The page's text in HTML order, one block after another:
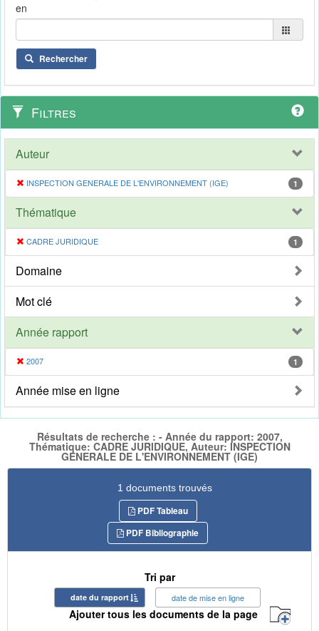
en
Rechercher
Filtres
Auteur
INSPECTION GENERALE DE L'ENVIRONNEMENT (IGE) 1
Thématique
CADRE JURIDIQUE 1
Domaine
Mot clé
Année rapport
2007 1
Année mise en ligne
Résultats de recherche : - Année du rapport: 2007,
Thématique: CADRE JURIDIQUE, Auteur: INSPECTION
GENERALE DE L'ENVIRONNEMENT (IGE)
1 documents trouvés
PDF Tableau
PDF Bibliographie
Tri par
date du rapport date de mise en ligne
Ajouter tous les documents de la page